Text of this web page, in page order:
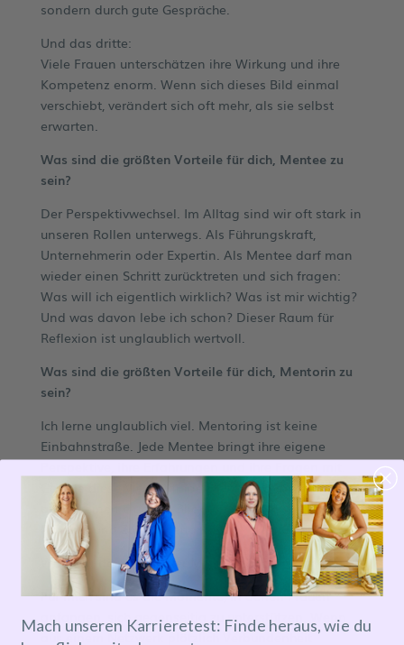
sondern durch gute Gespräche.
Und das dritte:
Viele Frauen unterschätzen ihre Wirkung und ihre
Kompetenz enorm. Wenn sich dieses Bild einmal
verschiebt, verändert sich oft mehr, als sie selbst
erwarten.
Was sind die größten Vorteile für dich, Mentee zu
sein?
Der Perspektivwechsel. Im Alltag sind wir oft stark in
unseren Rollen unterwegs. Als Führungskraft,
Unternehmerin oder Expertin. Als Mentee darf man
wieder einen Schritt zurücktreten und sich fragen:
Was will ich eigentlich wirklich? Was ist mir wichtig?
Und was davon lebe ich schon? Dieser Raum für
Reflexion ist unglaublich wertvoll.
Was sind die größten Vorteile für dich, Mentorin zu
sein?
Ich lerne unglaublich viel. Mentoring ist keine
Einbahnstraße. Jede Mentee bringt ihre eigene
Perspektive, ihre Erfahrungen und ihre Fragen mit.
Gerade diese Vielfalt finde ich spannend. Sie öffnet
auch meinen eigenen Blick auf Themen wie Karriere,
Führung und Zusammenarbeit.
Was war dein schönster Moment bei MentorMe?
Für mich sind es die Momente, in denen Frauen
anfangen, sich gegenseitig zu unterstützen. Wenn
aus einem Netzwerk plötzlich Verbundenheit
Mach unseren Karrieretest: Finde heraus, wie du